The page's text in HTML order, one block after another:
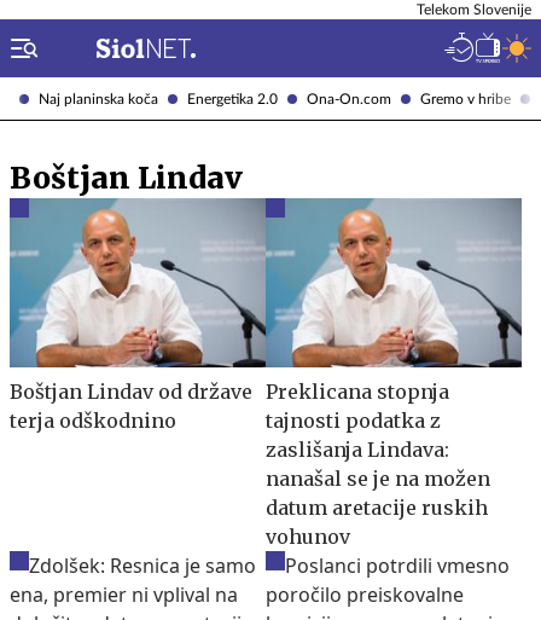
Naj planinska koča Energetika 2.0 Ona-On.com Gremo v hribe
Telekom Slovenije
Boštjan Lindav
Boštjan Lindav od države
terja odškodnino
Preklicana stopnja
tajnosti podatka z
zaslišanja Lindava:
nanašal se je na možen
datum aretacije ruskih
vohunov